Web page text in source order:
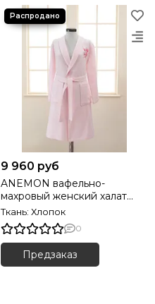
9 960 руб
ANEMON вафельно-
махровый женский халат
Soft Cotton (Турция)
Ткань: Хлопок
0
Предзаказ